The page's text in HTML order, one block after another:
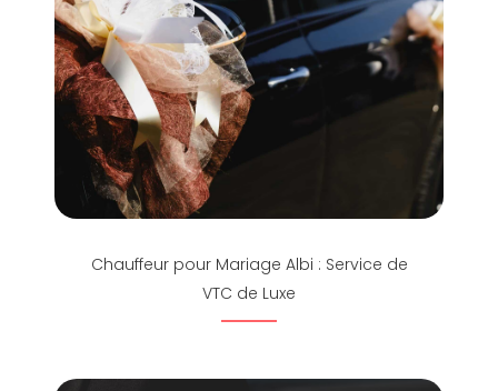
Chauffeur pour Mariage Albi : Service de
VTC de Luxe